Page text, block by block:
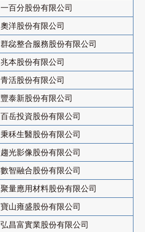
一百分股份有限公司
奧洋股份有限公司
群惢整合服務股份有限公司
兆本股份有限公司
青活股份有限公司
豐泰新股份有限公司
百岳投資股份有限公司
秉秝生醫股份有限公司
趨光影像股份有限公司
數智融合股份有限公司
聚量應用材料股份有限公司
寶山雍盛股份有限公司
弘昌富實業股份有限公司